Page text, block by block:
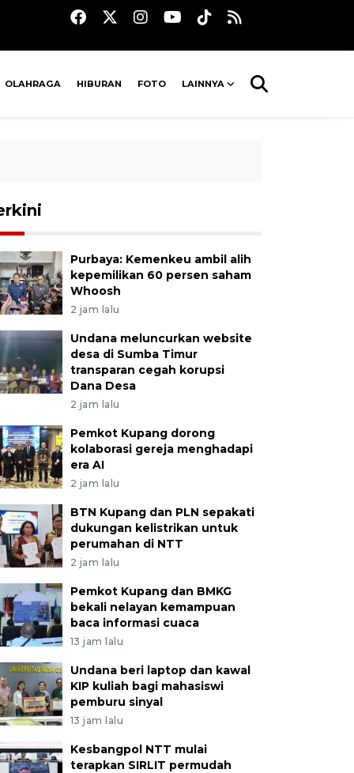
OLAHRAGA HIBURAN FOTO LAINNYA
Purbaya: Kemenkeu ambil alih
kepemilikan 60 persen saham
Whoosh
2 jam lalu
Undana meluncurkan website
desa di Sumba Timur
transparan cegah korupsi
Dana Desa
2 jam lalu
Pemkot Kupang dorong
kolaborasi gereja menghadapi
era AI
2 jam lalu
BTN Kupang dan PLN sepakati
dukungan kelistrikan untuk
perumahan di NTT
2 jam lalu
Pemkot Kupang dan BMKG
bekali nelayan kemampuan
baca informasi cuaca
13 jam lalu
Undana beri laptop dan kawal
KIP kuliah bagi mahasiswi
pemburu sinyal
13 jam lalu
Kesbangpol NTT mulai
terapkan SIRLIT permudah